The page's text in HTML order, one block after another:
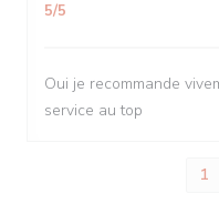
5/5
Oui je recommande
service au top
1